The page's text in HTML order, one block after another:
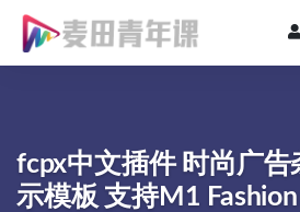
fcpx中文插件 时尚广告
示模板 支持M1